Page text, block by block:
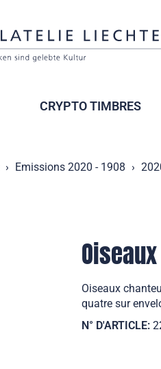
CRYPTO TIMBRES
Emissions 2020 - 1908
Oiseaux
quatre sur
N° D'ARTICLE: